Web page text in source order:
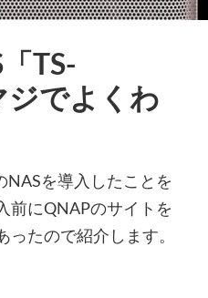
TS-
でよくわ
NASを導入したことを
前にQNAPのサイトを
たので紹介します。